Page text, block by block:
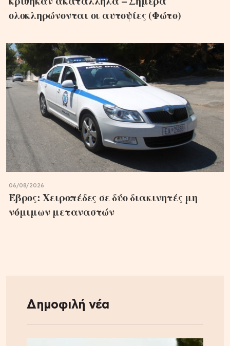
ολοκληρώνονται οι αυτοψίες (Φώτο)
06/08/2026
Έβρος: Χειροπέδες σε δύο διακινητές μη
νόμιμων μεταναστών
Δημοφιλή νέα